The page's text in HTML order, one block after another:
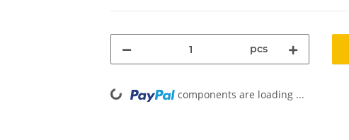
pcs
Loading... components are loading ...